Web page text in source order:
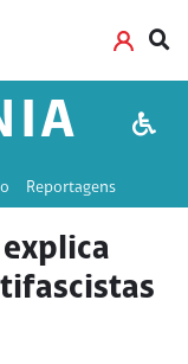
Reportagens